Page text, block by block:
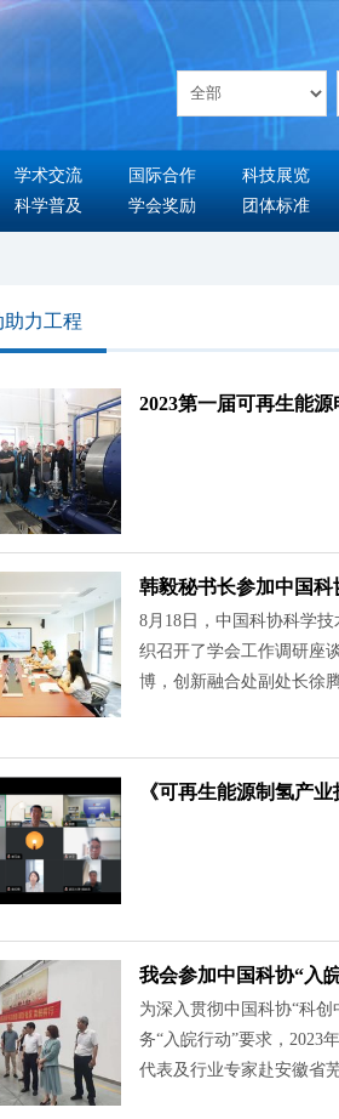
学术交流 国际合作 科技展览
科学普及 学会奖励 团体标准
力工程
2023第一届可再生能
韩毅秘书长参加中国
8月18日，中国科协科学
织召开了学会工作调研座
博，创新融合处副处长徐
《可再生能源制氢产
我会参加中国科协“入
为深入贯彻中国科协“科
务“入皖行动”要求，2023
代表及行业专家赴安徽省